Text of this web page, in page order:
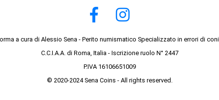
a cura di Alessio Sena - Perito numismatico Specializzato in errori di
C.C.I.A.A. di Roma, Italia - Iscrizione ruolo N° 2447
P.IVA 16106651009
© 2020-2024 Sena Coins - All rights reserved.